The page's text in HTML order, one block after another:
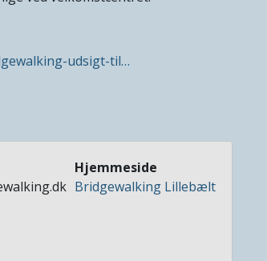
udsigt-til…
Hjemmeside
Bridgewalking Lillebælt